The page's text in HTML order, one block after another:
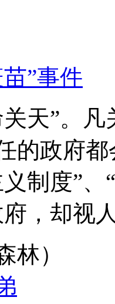
”事件
天”。
的政府
制度”
，却视
林）